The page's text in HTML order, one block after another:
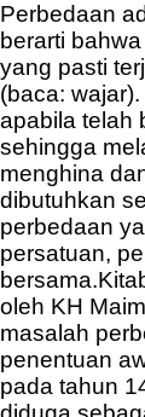
Perbedaan
berarti
yang pasti
(baca:
apabila telah
sehingga
menghina
dibutuhkan
perbedaan
persatuan,
bersama.
oleh KH
masalah
penentuan
pada tahun